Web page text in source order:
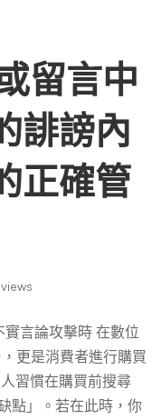
處理過的下架通知
到處求備份。品牌這
箝制者」，股價沒
個案例完全不是虛
品牌面對網紅惡搞影
反撲；不下架，每天
在給出答案之前，我
二、到底什麼是
麼不同？ 很多人把
把常見的惡搞手法
易踩到紅線： 類型
） 二次創作剪接（Ma
配音、上字幕 高，
物 模仿諷刺（P […] …
留言中
誹謗內
正確管
實言論攻擊時 在數位
更是消費者進行購買
習慣在購買前搜尋
點」。若在此時，你